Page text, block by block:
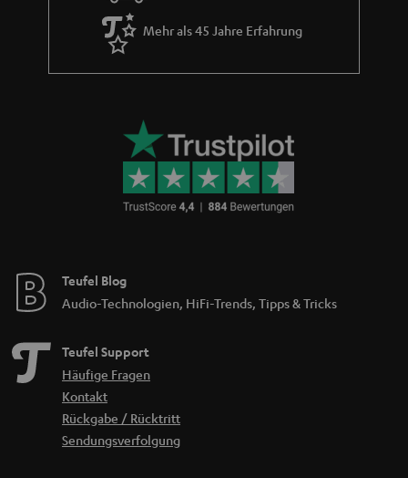
Mehr als 45 Jahre Erfahrung
Teufel Blog
Audio-Technologien, HiFi-Trends, Tipps & Tricks
Teufel Support
Häufige Fragen
Kontakt
Rückgabe / Rücktritt
Sendungsverfolgung